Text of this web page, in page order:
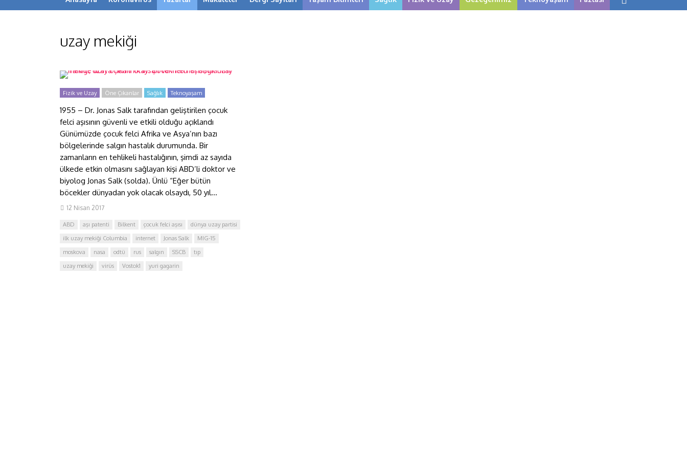
uzay mekiği
Çocuk felci aşısı, ilk uzay mekiği,
uzaya çıkan ilk insan ve
Fizik ve Uzay Öne Çıkanlar Sağlık Teknoyaşam
1955 – Dr. Jonas Salk tarafından geliştirilen çocuk
felci aşısının güvenli ve etkili olduğu açıklandı
Günümüzde çocuk felci Afrika ve Asya’nın bazı
bölgelerinde salgın hastalık durumunda. Bir
zamanların en tehlikeli hastalığının, şimdi az sayıda
ülkede etkin olmasını sağlayan kişi ABD’li doktor ve
biyolog Jonas Salk (solda). Ünlü “Eğer bütün
böcekler dünyadan yok olacak olsaydı, 50 yıl...
12 Nisan 2017
ABD aşı patenti Bilkent çocuk felci aşısı
dünya uzay partisi
ilk uzay mekiği Columbia
internet Jonas Salk
MIG-15
moskova
nasa odtü rus salgın SSCB
tıp
uzay mekiği
virüs Vostok1 yuri gagarin